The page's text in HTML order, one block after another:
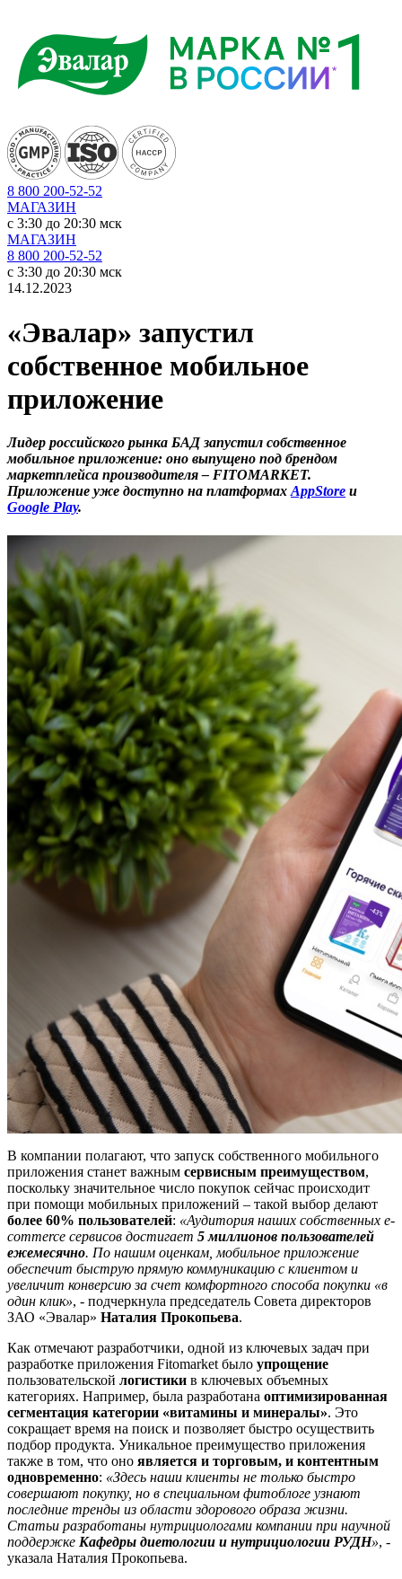
8 800 200-52-52
МАГАЗИН
c 3:30 до 20:30 мск
МАГАЗИН
8 800 200-52-52
c 3:30 до 20:30 мск
14.12.2023
«Эвалар» запустил
собственное мобильное
приложение
Лидер российского рынка БАД запустил собственное
мобильное приложение: оно выпущено под брендом
маркетплейса производителя – FITOMARKET.
Приложение уже доступно на платформах AppStore и
Google Play.
В компании полагают, что запуск собственного мобильного
приложения станет важным сервисным преимуществом,
поскольку значительное число покупок сейчас происходит
при помощи мобильных приложений – такой выбор делают
более 60% пользователей: «Аудитория наших собственных e-
commerce сервисов достигает 5 миллионов пользователей
ежемесячно. По нашим оценкам, мобильное приложение
обеспечит быструю прямую коммуникацию с клиентом и
увеличит конверсию за счет комфортного способа покупки «в
один клик», - подчеркнула председатель Совета директоров
ЗАО «Эвалар» Наталия Прокопьева.
Как отмечают разработчики, одной из ключевых задач при
разработке приложения Fitomarket было упрощение
пользовательской логистики в ключевых объемных
категориях. Например, была разработана оптимизированная
сегментация категории «витамины и минералы». Это
сокращает время на поиск и позволяет быстро осуществить
подбор продукта. Уникальное преимущество приложения
также в том, что оно является и торговым, и контентным
одновременно: «Здесь наши клиенты не только быстро
совершают покупку, но в специальном фитоблоге узнают
последние тренды из области здорового образа жизни.
Статьи разработаны нутрициологами компании при научной
поддержке Кафедры диетологии и нутрициологии РУДН», -
указала Наталия Прокопьева.